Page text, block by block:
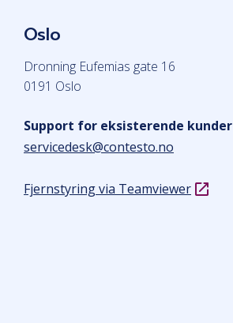
Oslo
Dronning Eufemias gate 16
0191 Oslo
Support for eksisterende kunder
servicedesk@contesto.no
Fjernstyring via Teamviewer